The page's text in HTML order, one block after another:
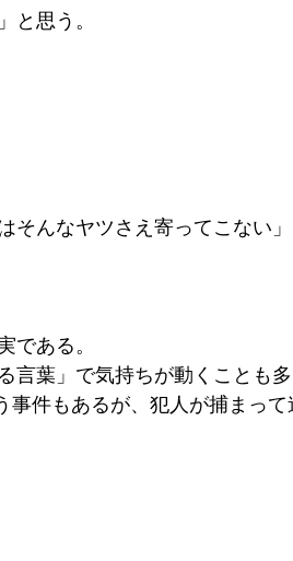
と思う。
そんなヤツさえ寄ってこない」
である。
葉」で気持ちが動くことも多
事件もあるが、犯人が捕まって